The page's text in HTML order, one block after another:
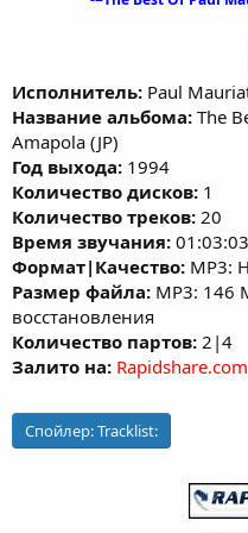
Исполнитель: Paul
Название альбома: The
Amapola (JP)
Год выхода: 1994
Количество дисков: 1
Количество треков: 20
Время звучания: 01:03:03
Формат|Качество: MP3:
Размер файла: MP3: 146
восстановления
Количество партов: 2|4
Залито на:
Спойлер:Tracklist: